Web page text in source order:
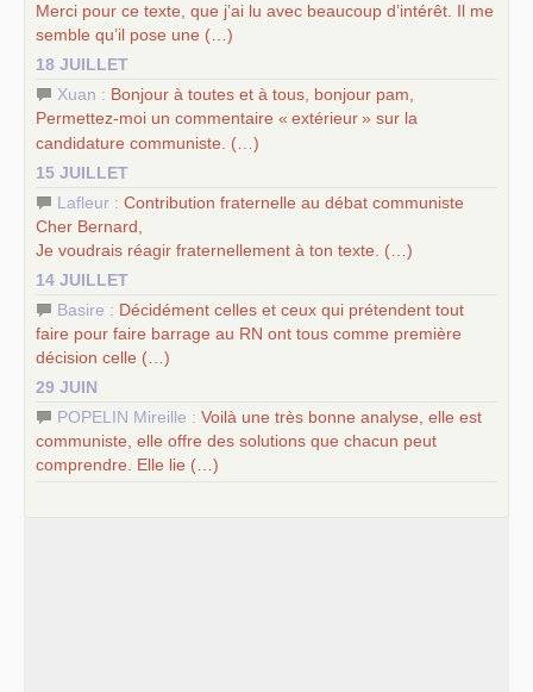
Merci pour ce texte, que j’ai lu avec beaucoup d’intérêt. Il me
semble qu’il pose une (…)
18 JUILLET
Xuan : Bonjour à toutes et à tous, bonjour pam,
Permettez-moi un commentaire « extérieur» sur la
candidature communiste. (…)
15 JUILLET
Lafleur : Contribution fraternelle au débat communiste
Cher Bernard,
Je voudrais réagir fraternellement à ton texte. (…)
14 JUILLET
Basire : Décidément celles et ceux qui prétendent tout
faire pour faire barrage au RN ont tous comme première
décision celle (…)
29 JUIN
POPELIN Mireille : Voilà une très bonne analyse, elle est
communiste, elle offre des solutions que chacun peut
comprendre. Elle lie (…)